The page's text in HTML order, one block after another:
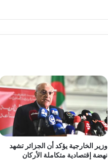
وزير الخارجية يؤكد أن الجزائر تشهد
نهضة إقتصادية متكاملة الأركان